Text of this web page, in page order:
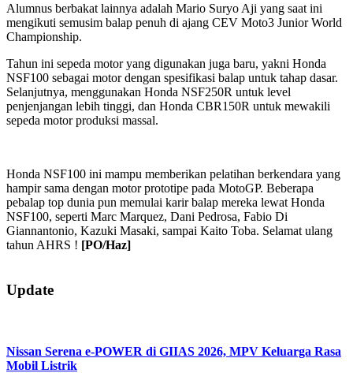
Alumnus berbakat lainnya adalah Mario Suryo Aji yang saat ini
mengikuti semusim balap penuh di ajang CEV Moto3 Junior World
Championship.
Tahun ini sepeda motor yang digunakan juga baru, yakni Honda
NSF100 sebagai motor dengan spesifikasi balap untuk tahap dasar.
Selanjutnya, menggunakan Honda NSF250R untuk level
penjenjangan lebih tinggi, dan Honda CBR150R untuk mewakili
sepeda motor produksi massal.
Honda NSF100 ini mampu memberikan pelatihan berkendara yang
hampir sama dengan motor prototipe pada MotoGP. Beberapa
pebalap top dunia pun memulai karir balap mereka lewat Honda
NSF100, seperti Marc Marquez, Dani Pedrosa, Fabio Di
Giannantonio, Kazuki Masaki, sampai Kaito Toba. Selamat ulang
tahun AHRS ! [PO/Haz]
08-
10
Update
Nissan Serena e-POWER di GIIAS 2026, MPV Keluarga Rasa
Mobil Listrik